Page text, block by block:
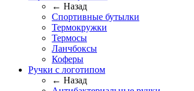
← Назад
Спортивные бутылки
Термокружки
Термосы
Ланчбоксы
Коферы
Ручки с логотипом
← Назад